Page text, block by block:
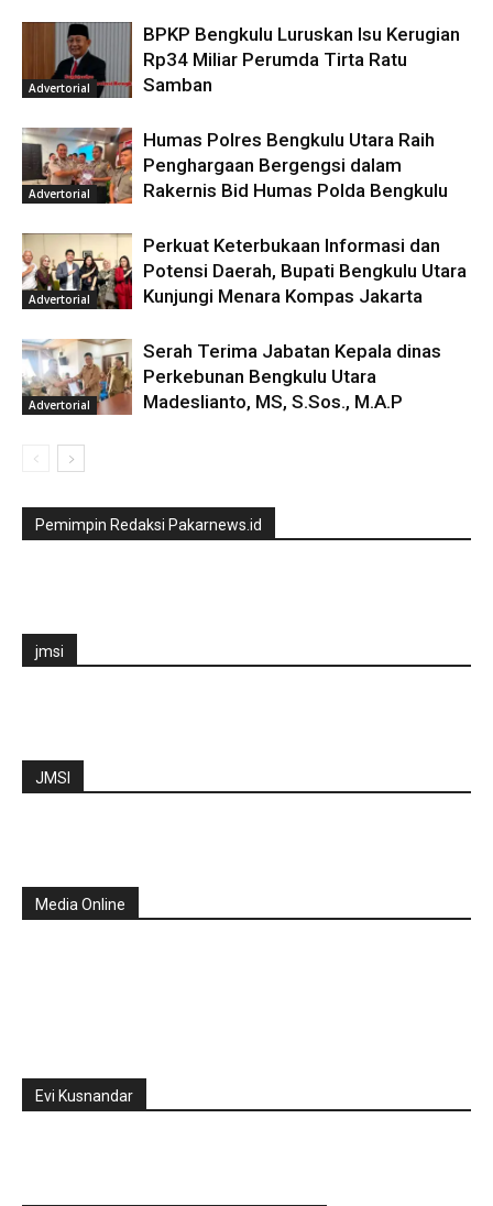
Advertorial
BPKP Bengkulu Luruskan Isu Kerugian
Rp34 Miliar Perumda Tirta Ratu
Samban
Advertorial
Humas Polres Bengkulu Utara Raih
Penghargaan Bergengsi dalam
Rakernis Bid Humas Polda Bengkulu
Advertorial
Perkuat Keterbukaan Informasi dan
Potensi Daerah, Bupati Bengkulu Utara
Kunjungi Menara Kompas Jakarta
Advertorial
Serah Terima Jabatan Kepala dinas
Perkebunan Bengkulu Utara
Madeslianto, MS, S.Sos., M.A.P
Pemimpin Redaksi Pakarnews.id
jmsi
JMSI
Media Online
Evi Kusnandar